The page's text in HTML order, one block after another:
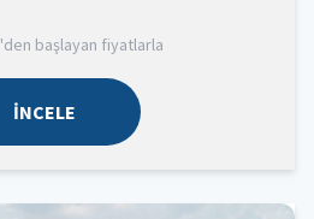
'den başlayan fiyatlarla
İNCELE